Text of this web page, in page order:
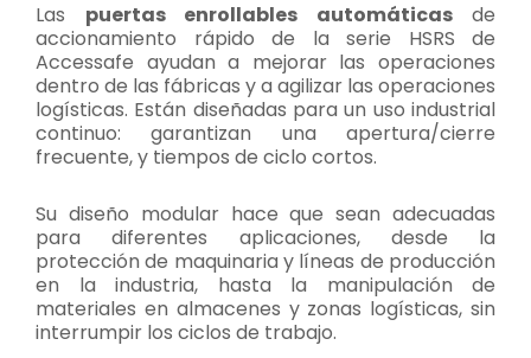
Las puertas enrollables automáticasde
accionamiento rápido de la serie HSRS de
Accessafe ayudan a mejorar las operaciones
dentro de las fábricas y a agilizar las operaciones
logísticas. Están diseñadas para un uso industrial
continuo: garantizan una apertura/cierre
frecuente, y tiempos de ciclo cortos.
Su diseño modular hace que sean adecuadas
para diferentes aplicaciones, desde la
protección de maquinaria y líneas de producción
en la industria, hasta la manipulación de
materiales en almacenes y zonas logísticas, sin
interrumpir los ciclos de trabajo.